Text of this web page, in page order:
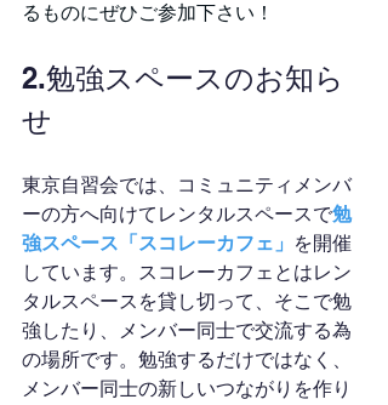
るものにぜひご参加下さい！
2.勉強スペースのお知ら
せ
東京自習会では、コミュニティメンバ
ーの方へ向けてレンタルスペースで勉
強スペース「スコレーカフェ」 を開催
しています。スコレーカフェとはレン
タルスペースを貸し切って、そこで勉
強したり、メンバー同士で交流する為
の場所です。勉強するだけではなく、
メンバー同士の新しいつながりを作り